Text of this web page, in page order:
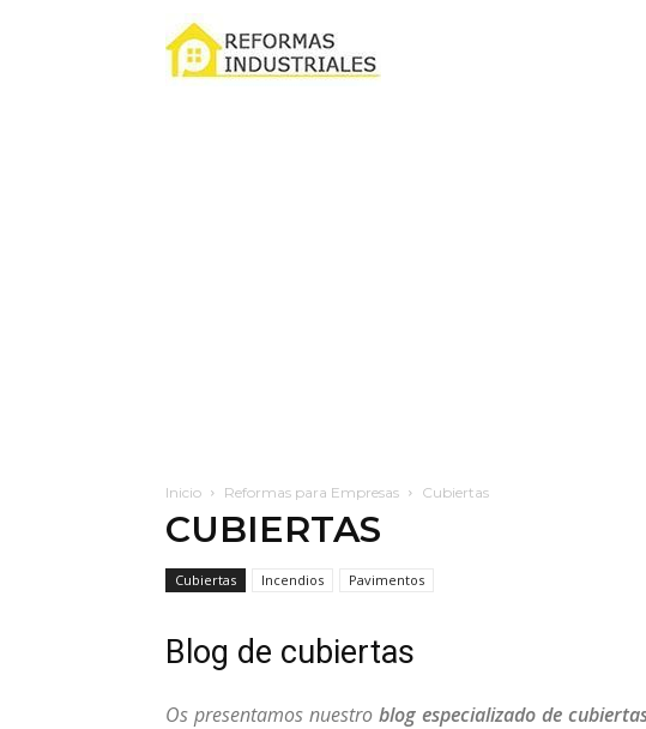
Inicio Reformas para Empresas Cubiertas
CUBIERTAS
Cubiertas Incendios Pavimentos
Blog de cubiertas
Os presentamos nuestro blog especializado de